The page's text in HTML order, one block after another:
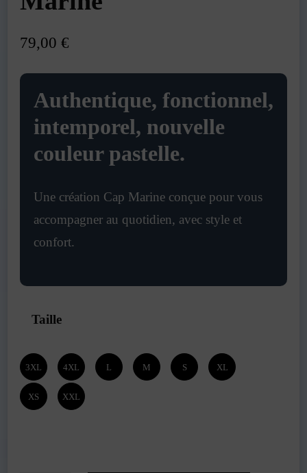
79,00 €
Authentique, fonctionnel,
intemporel, nouvelle
couleur pastelle.
Une création Cap Marine conçue pour vous
accompagner au quotidien, avec style et
confort.
Taille
3XL 4XL L M S XL
XS XXL